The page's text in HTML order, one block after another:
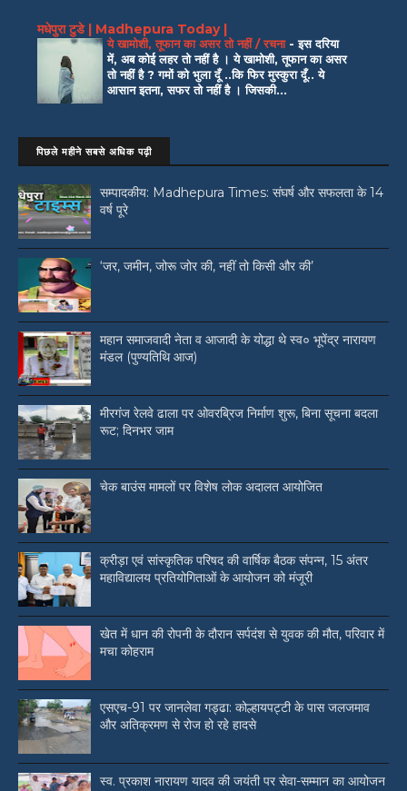
मधेपुरा टुडे | Madhepura Today |
ये खामोशी, तूफान का असर तो नहीं / रचना -इस दरिया
में, अब कोई लहर तो नहीं है । ये खामोशी, तूफान का असर
तो नहीं है ? गमों को भुला दूँ ..कि फिर मुस्कुरा दूँ.. ये
आसान इतना, सफर तो नहीं है । जिसकी...
पिछले महीने सबसे अधिक पढ़ी
सम्पादकीय: Madhepura Times: संघर्ष और सफलता के 14
वर्ष पूरे
‘जर, जमीन, जोरू जोर की, नहीं तो किसी और की’
महान समाजवादी नेता व आजादी के योद्धा थे स्व० भूपेंद्र नारायण
मंडल (पुण्यतिथि आज)
मीरगंज रेलवे ढाला पर ओवरब्रिज निर्माण शुरू, बिना सूचना बदला
रूट; दिनभर जाम
चेक बाउंस मामलों पर विशेष लोक अदालत आयोजित
क्रीड़ा एवं सांस्कृतिक परिषद की वार्षिक बैठक संपन्न, 15 अंतर
महाविद्यालय प्रतियोगिताओं के आयोजन को मंजूरी
खेत में धान की रोपनी के दौरान सर्पदंश से युवक की मौत, परिवार में
मचा कोहराम
एसएच-91 पर जानलेवा गड्ढा: कोल्हायपट्टी के पास जलजमाव
और अतिक्रमण से रोज हो रहे हादसे
स्व. प्रकाश नारायण यादव की जयंती पर सेवा-सम्मान का आयोजन